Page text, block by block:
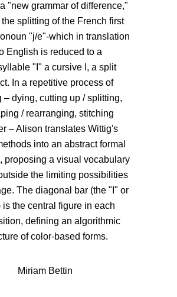
"new grammar of difference,"
splitting of the French first
"j/e"-which in translation
English is reduced to a
"I" a cursive I, a split
In a repetitive process of
– dying, cutting up / splitting,
/ rearranging, stitching
– Alison translates Wittig's
into an abstract formal
proposing a visual vocabulary
the limiting possibilities
The diagonal bar (the "I" or
is the central figure in each
defining an algorithmic
of color-based forms.
Miriam Bettin